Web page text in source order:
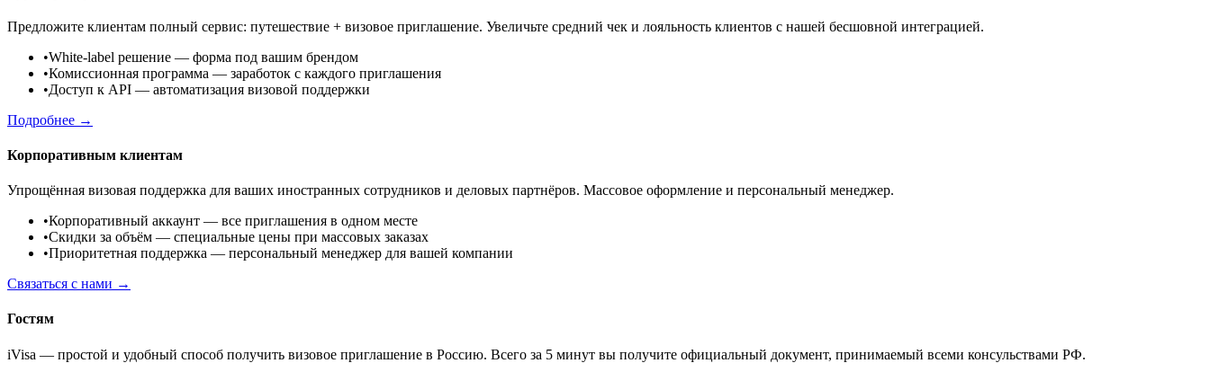
Предложите клиентам полный сервис: путешествие + визовое приглашение. Увеличьте средний чек и лояльность клиентов с нашей бесшовной интеграцией.
•White-label решение — форма под вашим брендом
•Комиссионная программа — заработок с каждого приглашения
•Доступ к API — автоматизация визовой поддержки
Подробнее →
Корпоративным клиентам
Упрощённая визовая поддержка для ваших иностранных сотрудников и деловых партнёров. Массовое оформление и персональный менеджер.
•Корпоративный аккаунт — все приглашения в одном месте
•Скидки за объём — специальные цены при массовых заказах
•Приоритетная поддержка — персональный менеджер для вашей компании
Связаться с нами →
Гостям
iVisa — простой и удобный способ получить визовое приглашение в Россию. Всего за 5 минут вы получите официальный документ, принимаемый всеми консульствами РФ.